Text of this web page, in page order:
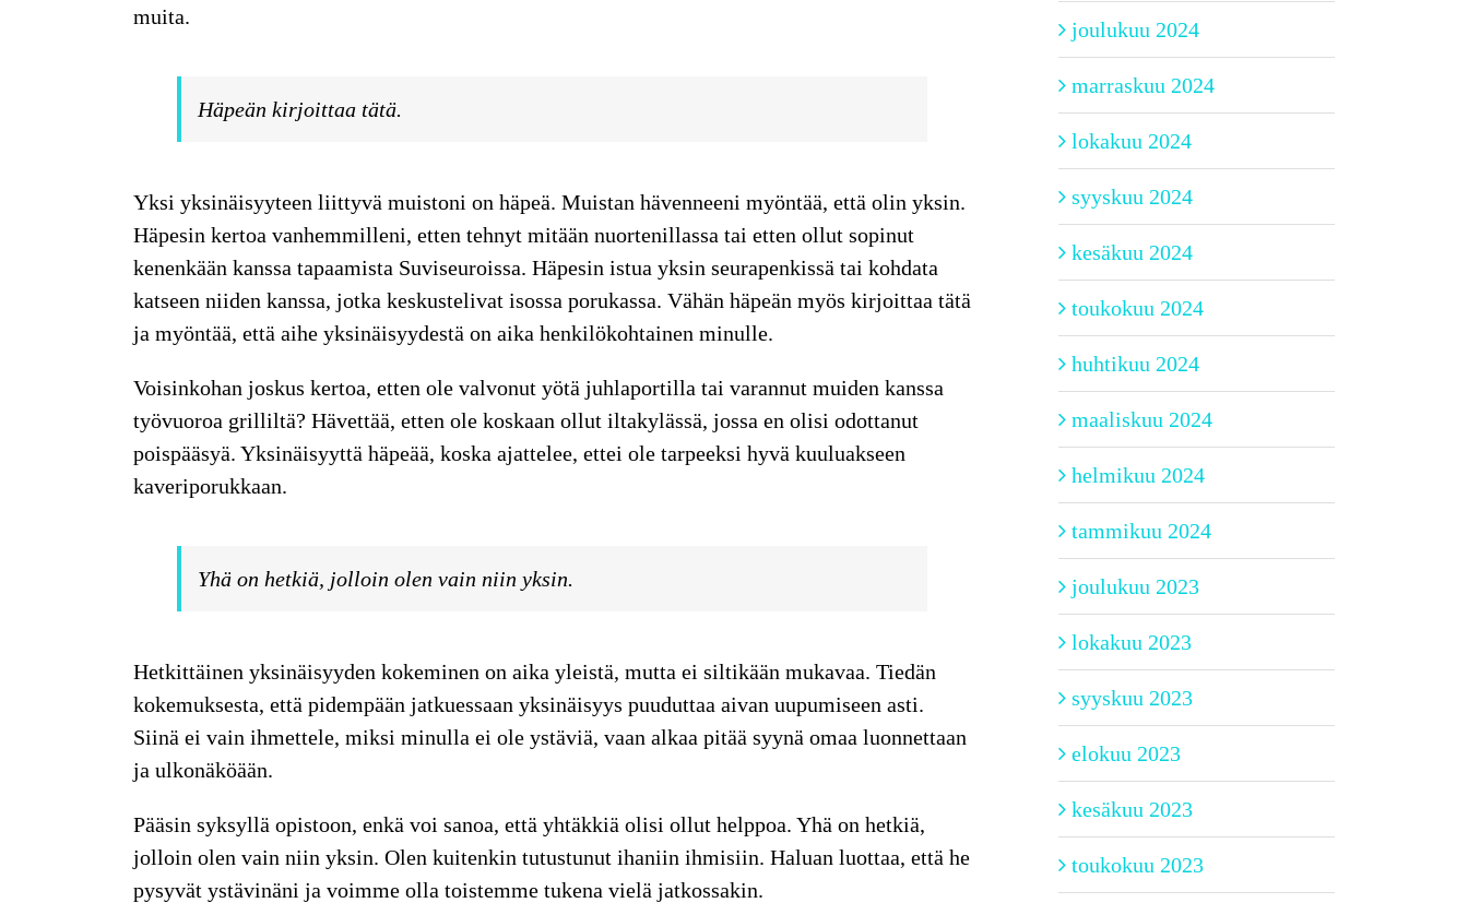
muita.
Häpeän kirjoittaa tätä.
Yksi yksinäisyyteen liittyvä muistoni on häpeä. Muistan hävenneeni myöntää, että olin yksin.
Häpesin kertoa vanhemmilleni, etten tehnyt mitään nuortenillassa tai etten ollut sopinut
kenenkään kanssa tapaamista Suviseuroissa. Häpesin istua yksin seurapenkissä tai kohdata
katseen niiden kanssa, jotka keskustelivat isossa porukassa. Vähän häpeän myös kirjoittaa tätä
ja myöntää, että aihe yksinäisyydestä on aika henkilökohtainen minulle.
Voisinkohan joskus kertoa, etten ole valvonut yötä juhlaportilla tai varannut muiden kanssa
työvuoroa grilliltä? Hävettää, etten ole koskaan ollut iltakylässä, jossa en olisi odottanut
poispääsyä. Yksinäisyyttä häpeää, koska ajattelee, ettei ole tarpeeksi hyvä kuuluakseen
kaveriporukkaan.
Yhä on hetkiä, jolloin olen vain niin yksin.
Hetkittäinen yksinäisyyden kokeminen on aika yleistä, mutta ei siltikään mukavaa. Tiedän
kokemuksesta, että pidempään jatkuessaan yksinäisyys puuduttaa aivan uupumiseen asti.
Siinä ei vain ihmettele, miksi minulla ei ole ystäviä, vaan alkaa pitää syynä omaa luonnettaan
ja ulkonäköään.
Pääsin syksyllä opistoon, enkä voi sanoa, että yhtäkkiä olisi ollut helppoa. Yhä on hetkiä,
jolloin olen vain niin yksin. Olen kuitenkin tutustunut ihaniin ihmisiin. Haluan luottaa, että he
pysyvät ystävinäni ja voimme olla toistemme tukena vielä jatkossakin.
joulukuu 2024
marraskuu 2024
lokakuu 2024
syyskuu 2024
kesäkuu 2024
toukokuu 2024
huhtikuu 2024
maaliskuu 2024
helmikuu 2024
tammikuu 2024
joulukuu 2023
lokakuu 2023
syyskuu 2023
elokuu 2023
kesäkuu 2023
toukokuu 2023